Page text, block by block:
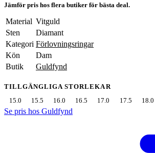
Jämför pris hos flera butiker för bästa deal.
Material Vitguld
Sten
Diamant
Kategori Förlovningsringar
Kön
Dam
Butik
Guldfynd
TILLGÄNGLIGA STORLEKAR
15.0
15.5 16.0 16.5 17.0 17.5 18.0
Se pris hos Guldfynd